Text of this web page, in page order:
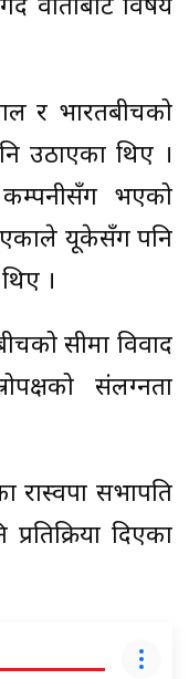
वार्ताबाट विषय
र भारतबीचको
उठाएका थिए ।
भएको
यूकेसँग पनि
।
सीमा विवाद
संलग्नता
रास्वपा सभापति
दिएका